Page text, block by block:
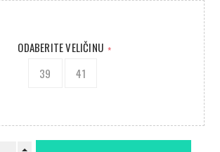
ODABERITE VELIČINU *
39 41